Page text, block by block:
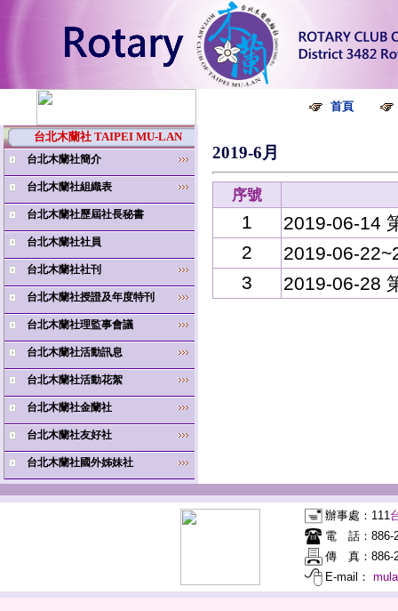
首頁
台北木蘭社 TAIPEI MU-LAN
台北木蘭社簡介
台北木蘭社組織表
台北木蘭社歷屆社長秘書
台北木蘭社社員
台北木蘭社社刊
台北木蘭社授證及年度特刊
台北木蘭社理監事會議
台北木蘭社活動訊息
台北木蘭社活動花絮
台北木蘭社金蘭社
台北木蘭社友好社
台北木蘭社國外姊妹社
2019-6月
序號
1
2019-06-14
2
2019-06-
3
2019-06-28
辦事處： 111
電 話： 886-
傳 真： 886-
E-mail：